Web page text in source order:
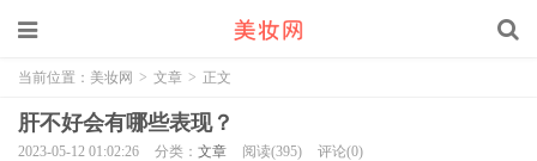
当前位置： 美妆网 > 文章 > 正文
肝不好会有哪些表现？
2023-05-12 01:02:26 分类： 文章 阅读(395) 评论(0)